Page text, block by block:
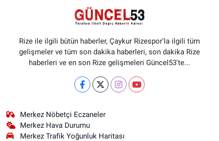
Rize ile ilgili bütün haberler, Çaykur Rizespor'la ilgili tüm
gelişmeler ve tüm son dakika haberleri, son dakika Rize
haberleri ve en son Rize gelişmeleri Güncel53'te...
Merkez Nöbetçi Eczaneler
Merkez Hava Durumu
Merkez Trafik Yoğunluk Haritası